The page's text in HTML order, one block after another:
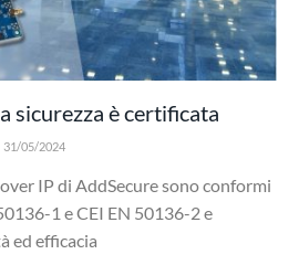
sicurezza è certificata
31/05/2024
IP di AddSecure sono conformi
1 e CEI EN 50136-2 e
ed efficacia